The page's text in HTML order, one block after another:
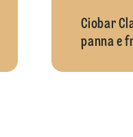
Ciobar
panna e